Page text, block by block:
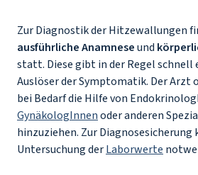
Zur Diagnostik der Hitzewallungen
ausführliche Anamneseund
statt. Diese gibt in der Regel schnell
Auslöser der Symptomatik. Der Arzt
bei Bedarf die Hilfe von
GynäkologInnenoder anderen
hinzuziehen. Zur Diagnosesicherung
Untersuchung derLaborwerte